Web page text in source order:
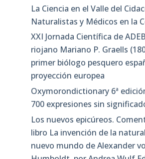
La Ciencia en el Valle del
Naturalistas y Médicos en la
XXI Jornada Científica de
riojano Mariano P. Graells
primer biólogo pesquero
proyección europea
Oxymorondictionary 6ª
700 expresiones sin
Los nuevos epicúreos.
libro La invención de la
nuevo mundo de Alexander